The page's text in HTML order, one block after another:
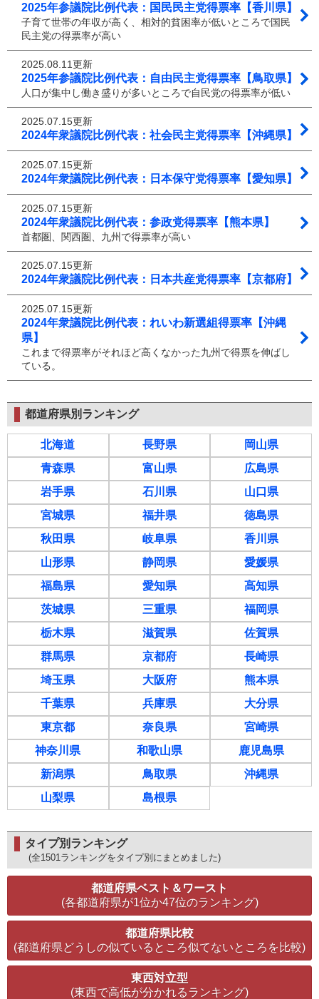
2025年参議院比例代表：国民民主党得票率【香川県】
子育て世帯の年収が高く、相対的貧困率が低いところで国民
民主党の得票率が高い
2025.08.11更新
2025年参議院比例代表：自由民主党得票率【鳥取県】
人口が集中し働き盛りが多いところで自民党の得票率が低い
2025.07.15更新
2024年衆議院比例代表：社会民主党得票率【沖縄県】
2025.07.15更新
2024年衆議院比例代表：日本保守党得票率【愛知県】
2025.07.15更新
2024年衆議院比例代表：参政党得票率【熊本県】
首都圏、関西圏、九州で得票率が高い
2025.07.15更新
2024年衆議院比例代表：日本共産党得票率【京都府】
2025.07.15更新
2024年衆議院比例代表：れいわ新選組得票率【沖縄
県】
これまで得票率がそれほど高くなかった九州で得票を伸ばし
ている。
都道府県別ランキング
北海道
青森県
岩手県
宮城県
秋田県
山形県
福島県
茨城県
栃木県
群馬県
埼玉県
千葉県
東京都
神奈川県
新潟県
山梨県
長野県
富山県
石川県
福井県
岐阜県
静岡県
愛知県
三重県
滋賀県
京都府
大阪府
兵庫県
奈良県
和歌山県
鳥取県
島根県
岡山県
広島県
山口県
徳島県
香川県
愛媛県
高知県
福岡県
佐賀県
長崎県
熊本県
大分県
宮崎県
鹿児島県
沖縄県
タイプ別ランキング
(全1501ランキングをタイプ別にまとめました)
都道府県ベスト＆ワースト
(各都道府県が1位か47位のランキング)
都道府県比較
(都道府県どうしの似ているところ似てないところを比較)
東西対立型
(東西で高低が分かれるランキング)